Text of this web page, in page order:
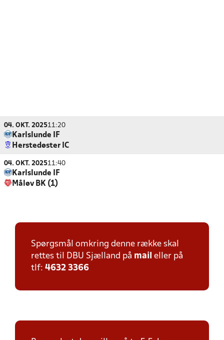
04. OKT. 202511:20
Karlslunde IF
Herstedøster IC
04. OKT. 202511:40
Karlslunde IF
Måløv BK (1)
Spørgsmål omkring denne række skal
rettes til DBU Sjælland på mail eller på
tlf: 4632 3366